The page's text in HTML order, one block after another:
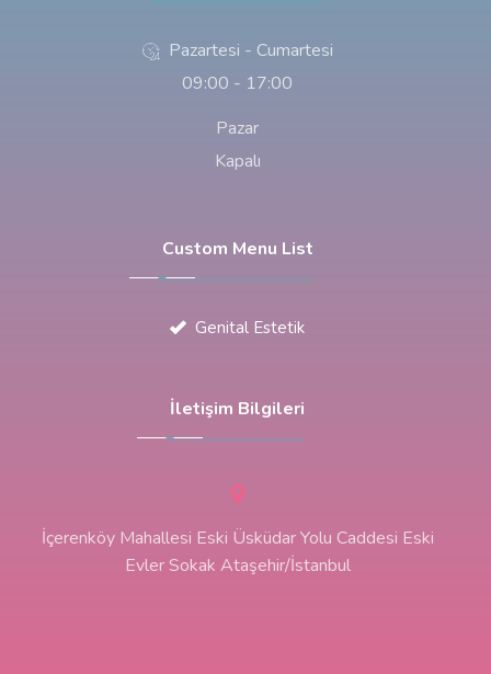
Pazartesi - Cumartesi
09:00 - 17:00
Pazar
Kapalı
Custom Menu List
Genital Estetik
İletişim Bilgileri
İçerenköy Mahallesi Eski Üsküdar Yolu Caddesi Eski
Evler Sokak Ataşehir/İstanbul